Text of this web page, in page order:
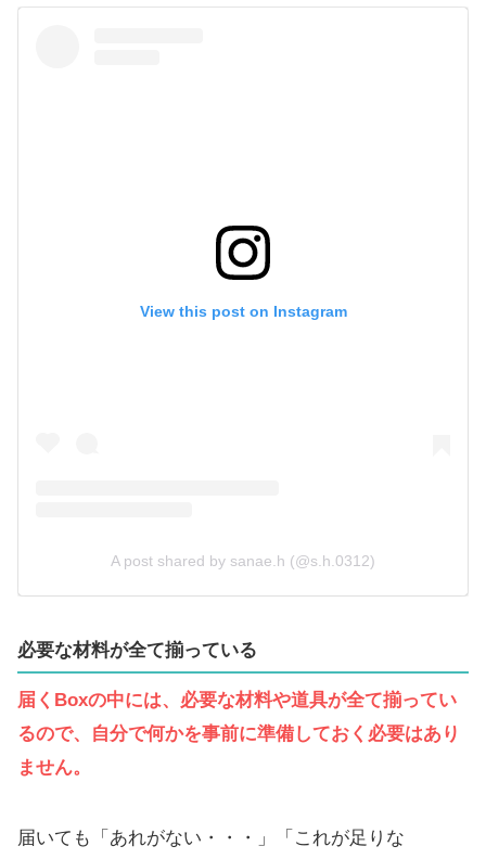
View this post on Instagram
A post shared by sanae.h (@s.h.0312)
必要な材料が全て揃っている
届くBoxの中には、必要な材料や道具が全て揃ってい
るので、自分で何かを事前に準備しておく必要はあり
ません。
届いても「あれがない・・・」「これが足りな